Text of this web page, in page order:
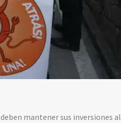
deben mantener sus inversiones al